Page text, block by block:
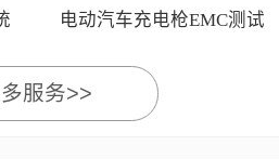
电动汽车充电枪EMC测试
服务>>